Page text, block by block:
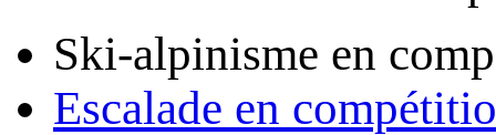
Ski-alpinisme en
Escalade en